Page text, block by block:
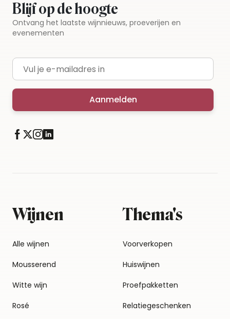
Blijf op de hoogte
Ontvang het laatste wijnnieuws, proeverijen en
evenementen
E-mailadres
Aanmelden
Wijnen
Alle wijnen
Mousserend
Witte wijn
Rosé
Thema's
Voorverkopen
Huiswijnen
Proefpakketten
Relatiegeschenken